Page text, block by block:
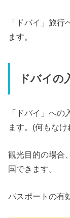
「ドバイ」旅
ます。
ドバイの
「ドバイ」への
ます。(何もな
観光目的の場合
国できます。
パスポートの有